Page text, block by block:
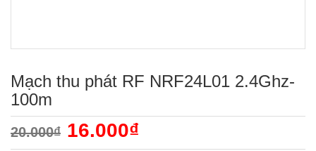
Mạch thu phát RF NRF24L01 2.4Ghz-
100m
20.000₫ 16.000₫